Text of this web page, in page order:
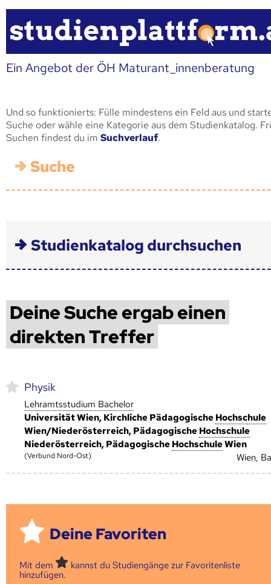
Ein Angebot der ÖH Maturant_innenberatung
Und so funktionierts: Fülle mindestens ein Feld aus und
Suche oder wähle eine Kategorie aus dem Studienkatalog.
Suchen findest du im Suchverlauf.
Suche
Studienkatalog durchsuchen
Deine Suche ergab einen
direkten Treffer
Physik
Lehramtsstudium Bachelor
Universität Wien, Kirchliche Pädagogische Hoch­schule
Wien/Niederösterreich, Pädagogische Hoch­schule
Niederösterreich, Pädagogische Hoch­schuleWien
(Verbund Nord-Ost) Wien,
Deine Favoriten
Mit dem
kannst du Studiengänge zur Favoritenliste
hinzufügen.